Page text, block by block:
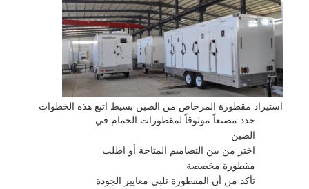
استيراد مقطورة المرحاض من الصين بسيط اتبع هذه الخطوات
حدد مصنعاً موثوقاً لمقطورات الحمام في
الصين
اختر من بين التصاميم المتاحة أو اطلب
مقطورة مخصصة
تأكد من أن المقطورة تلبي معايير الجودة